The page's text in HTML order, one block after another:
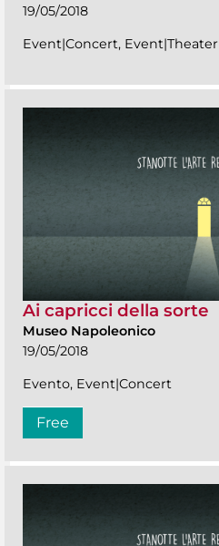
19/05/2018
Event|Concert, Event|Theater
Ai capricci della sorte
Museo Napoleonico
19/05/2018
Evento, Event|Concert
Free